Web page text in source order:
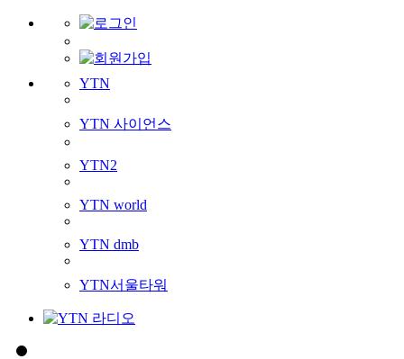
YTN
YTN 사이언스
YTN2
YTN world
YTN dmb
YTN서울타워